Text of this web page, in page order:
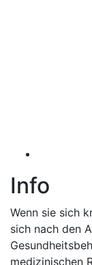
Info
Wenn sie sich
sich nach den
medizinischen